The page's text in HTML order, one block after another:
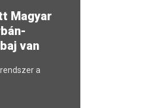
Magyar
van
a